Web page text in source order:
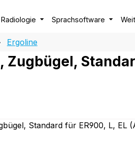
Radiologie Sprachsoftware
Ergoline